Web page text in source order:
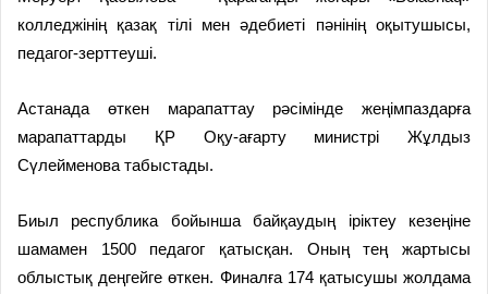
колледжінің қазақ тілі мен әдебиеті пәнінің оқытушысы,
педагог-зерттеуші.
Астанада өткен марапаттау рәсімінде жеңімпаздарға
марапаттарды ҚР Оқу-ағарту министрі Жұлдыз
Сүлейменова табыстады.
Биыл республика бойынша байқаудың іріктеу кезеңіне
шамамен 1500 педагог қатысқан. Оның тең жартысы
облыстық деңгейге өткен. Финалға 174 қатысушы жолдама